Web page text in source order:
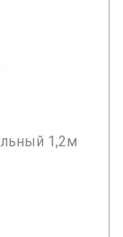
1,2м